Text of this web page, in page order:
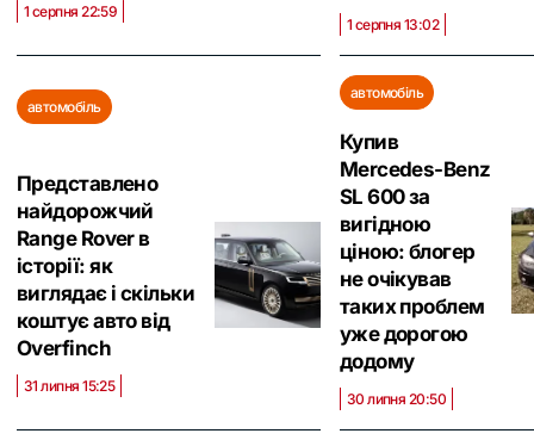
1 серпня 22:59
1 серпня 13:02
автомобіль
Представлено
найдорожчий
Range Rover в
історії: як
виглядає і скільки
коштує авто від
Overfinch
31 липня 15:25
автомобіль
Купив
Mercedes-Benz
SL 600 за
вигідною
ціною: блогер
не очікував
таких проблем
уже дорогою
додому
30 липня 20:50